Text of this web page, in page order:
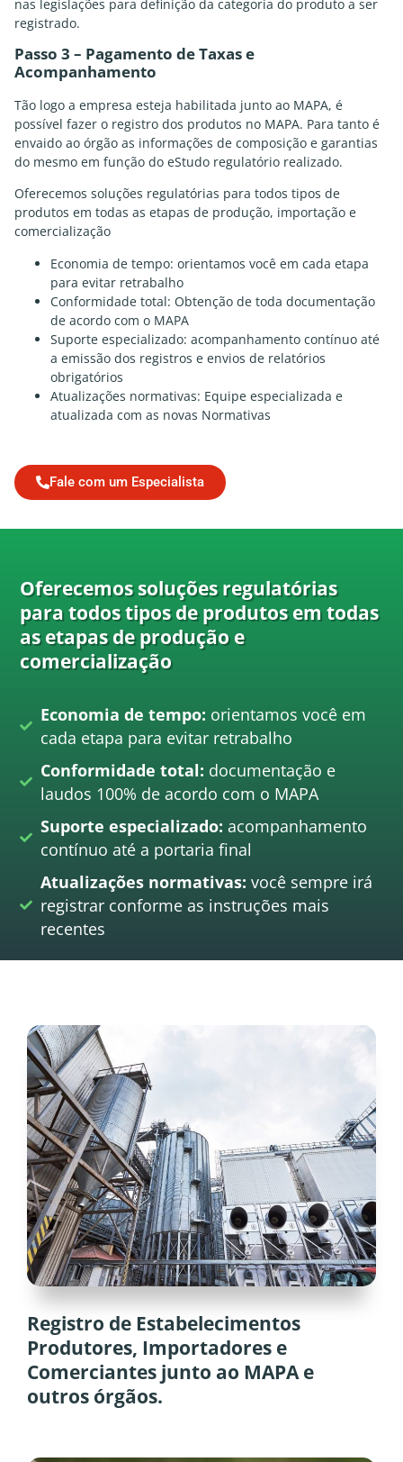
nas legislações para definição da categoria do produto a ser
registrado.
Passo 3 – Pagamento de Taxas e
Acompanhamento
Tão logo a empresa esteja habilitada junto ao MAPA, é
possível fazer o registro dos produtos no MAPA. Para tanto é
envaido ao órgão as informações de composição e garantias
do mesmo em função do eStudo regulatório realizado.
Oferecemos soluções regulatórias para todos tipos de
produtos em todas as etapas de produção, importação e
comercialização
Economia de tempo: orientamos você em cada etapa
para evitar retrabalho
Conformidade total: Obtenção de toda documentação
de acordo com o MAPA
Suporte especializado: acompanhamento contínuo até
a emissão dos registros e envios de relatórios
obrigatórios
Atualizações normativas: Equipe especializada e
atualizada com as novas Normativas
Fale com um Especialista
Oferecemos soluções regulatórias
para todos tipos de produtos em todas
as etapas de produção e
comercialização
Economia de tempo: orientamos você em
cada etapa para evitar retrabalho
Conformidade total: documentação e
laudos 100% de acordo com o MAPA
Suporte especializado: acompanhamento
contínuo até a portaria final
Atualizações normativas: você sempre irá
registrar conforme as instruções mais
recentes
Registro de Estabelecimentos
Produtores, Importadores e
Comerciantes junto ao MAPA e
outros órgãos.